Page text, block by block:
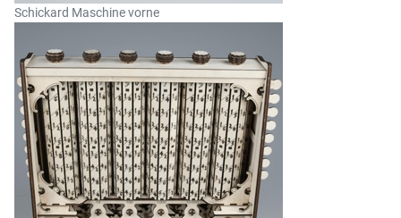
Schickard Maschine vorne